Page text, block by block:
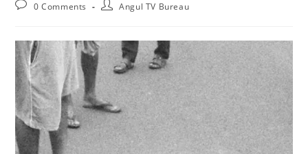
0 Comments
Angul TV Bureau